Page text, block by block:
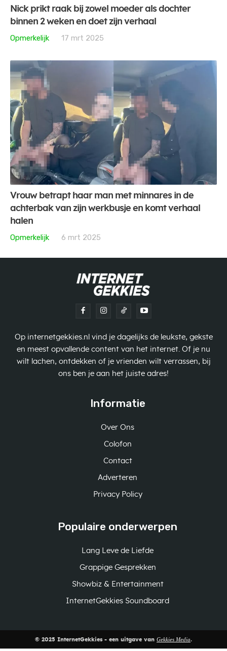
Nick prikt raak bij zowel moeder als dochter
binnen 2 weken en doet zijn verhaal
Opmerkelijk
17 mrt 2025
Vrouw betrapt haar man met minnares in de
achterbak van zijn werkbusje en komt verhaal
halen
Opmerkelijk
6 mrt 2025
Op internetgekkies.nl vind je dagelijks de leukste, gekste
en meest opvallende content van het internet. Of je nu
wilt lachen, ontdekken of je vrienden wilt verrassen, bij
ons ben je aan het juiste adres!
Informatie
Over Ons
Colofon
Contact
Adverteren
Privacy Policy
Populaire onderwerpen
Lang Leve de Liefde
Grappige Gesprekken
Showbiz & Entertainment
InternetGekkies Soundboard
© 2025 InternetGekkies - een uitgave van Gekkies Media.